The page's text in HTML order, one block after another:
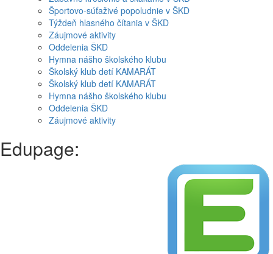
Športovo-súťaživé popoludnie v ŠKD
Týždeň hlasného čítania v ŠKD
Záujmové aktivity
Oddelenia ŠKD
Hymna nášho školského klubu
Školský klub detí KAMARÁT
Školský klub detí KAMARÁT
Hymna nášho školského klubu
Oddelenia ŠKD
Záujmové aktivity
Edupage: